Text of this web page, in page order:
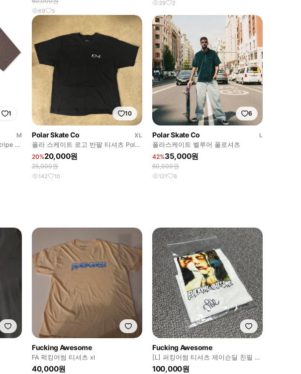
69 5
39 2
1
M
T-
10
Polar Skate Co
XL
폴라 스케이트 로고 반팔 티셔츠 Polar
Skate Co.
20%20,000원
25,000원
142 10
6
Polar Skate Co
L
폴라스케이트 벨루어 폴로셔츠
42%35,000원
60,000원
121 6
Fucking Awesome
FA 퍽킹어썸 티셔츠 xl
40,000원
Fucking Awesome
[L] 퍼킹어썸 티셔츠 제이슨딜 친필 싸
인
100,000원